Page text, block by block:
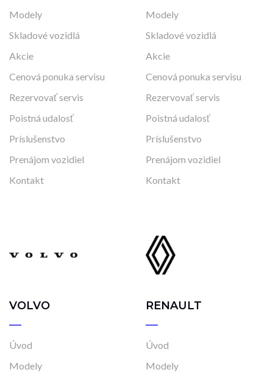
Modely
Skladové vozidlá
Akcie
Cenová ponuka servisu
Rezervovať servis
Poistná udalosť
Príslušenstvo
Prenájom vozidiel
Kontakt
Modely
Skladové vozidlá
Akcie
Cenová ponuka servisu
Rezervovať servis
Poistná udalosť
Príslušenstvo
Prenájom vozidiel
Kontakt
VOLVO
Úvod
Modely
RENAULT
Úvod
Modely